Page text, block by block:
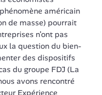
américain
de masse) pourrait
n’ont pas
la question du bien-
des dispositifs
du groupe FDJ (La
avons rencontré
Expérience